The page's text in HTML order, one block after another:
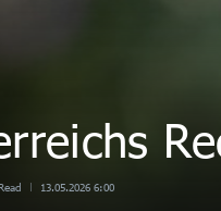
13.05.2026 6:00